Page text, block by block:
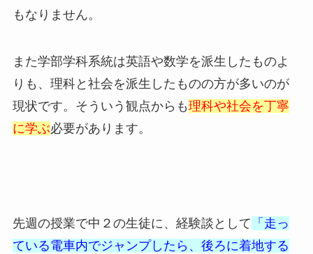
もなりません。
また学部学科系統は英語や数学を派生したものよ
りも、理科と社会を派生したものの方が多いのが
現状です。そういう観点からも理科や社会を丁寧
に学ぶ必要があります。
先週の授業で中２の生徒に、経験談として 「走っ
ている電車内でジャンプしたら、後ろに着地する